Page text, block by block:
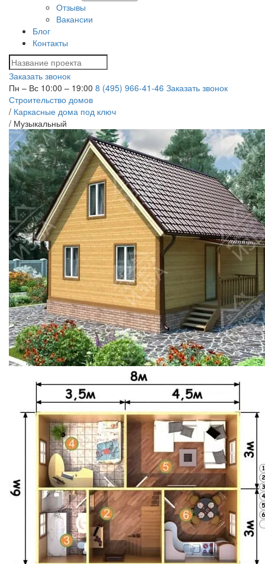
Отзывы
Вакансии
Блог
Контакты
Заказать звонок
Пн – Вс 10:00 – 19:00 8 (495) 966-41-46 Заказать звонок
Строительство домов
/ Каркасные дома под ключ
/ Музыкальный